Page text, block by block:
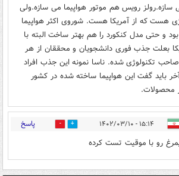
سازه.رولز رویس هم موتور هواپیما می سازه.ولی
هست که از آمریکا هست. شوروی اکثر هواپیما
و حتی مدل کنکورد را هم بهتر ساخت البته با
بعلت جذب فوری دانشجویان و محققان از هر
تکنولوژی شده. ناسا نمونه این جذب افراد
باید گفت این هواپیما ساخته شده در کشور
محصولات.
۱۵:۱۴ - ۱۴۰۲/۰۳/۱۰ 0 پاسخ
رو با موقیت تست کرده